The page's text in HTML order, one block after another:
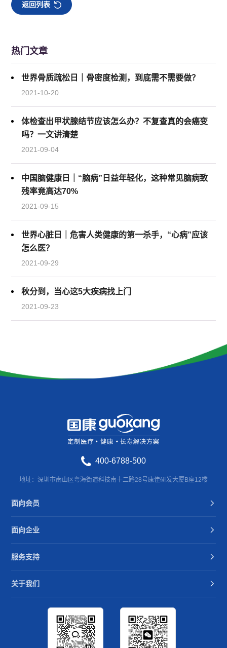
返回列表
热门文章
世界骨质疏松日｜骨密度检测，到底需不需要做？
2021-10-20
体检查出甲状腺结节应该怎么办？不复查真的会癌变
吗？一文讲清楚
2021-09-04
中国脑健康日｜“脑病”日益年轻化，这种常见脑病致
残率竟高达70%
2021-09-15
世界心脏日｜危害人类健康的第一杀手，“心病”应该
怎么医？
2021-09-29
秋分到，当心这5大疾病找上门
2021-09-23
400-6788-500
地址：深圳市南山区粤海街道科技南十二路28号康佳研发大厦B座12楼
面向会员
面向企业
服务支持
关于我们